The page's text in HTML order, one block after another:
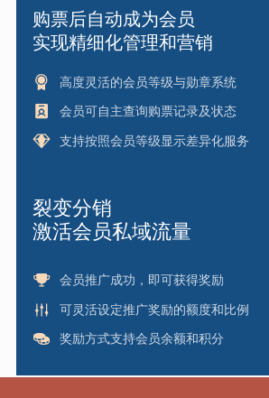
购票后自动成为会员
实现精细化管理和营销
高度灵活的会员等级与勋章系统
会员可自主查询购票记录及状态
支持按照会员等级显示差异化服务
裂变分销
激活会员私域流量
会员推广成功，即可获得奖励
可灵活设定推广奖励的额度和比例
奖励方式支持会员余额和积分